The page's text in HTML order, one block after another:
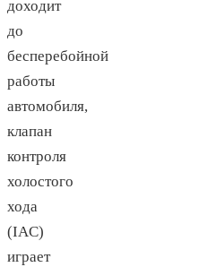
доходит
до
бесперебойной
работы
автомобиля,
клапан
контроля
холостого
хода
(IAC)
играет